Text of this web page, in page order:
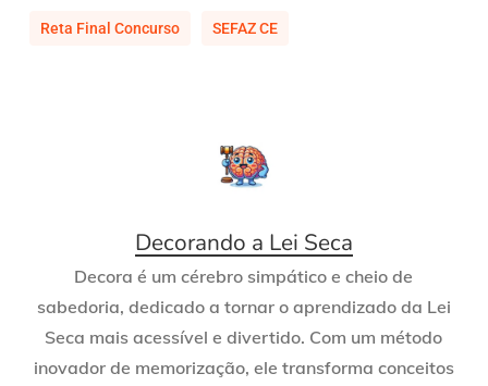
Reta Final Concurso SEFAZ CE
Decorando a Lei Seca
Decora é um cérebro simpático e cheio de
sabedoria, dedicado a tornar o aprendizado da Lei
Seca mais acessível e divertido. Com um método
inovador de memorização, ele transforma conceitos